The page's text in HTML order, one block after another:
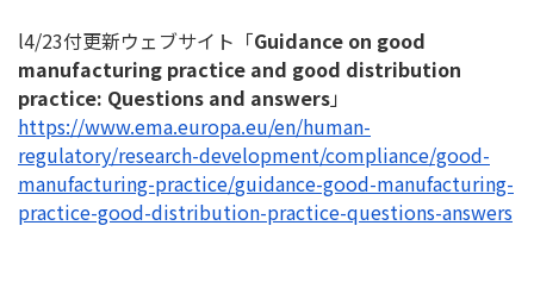
l4/23付更新ウェブサイト「Guidance on good
manufacturing practice and good distribution
practice: Questions and answers」
https://www.ema.europa.eu/en/human-
regulatory/research-development/compliance/good-
manufacturing-practice/guidance-good-manufacturing-
practice-good-distribution-practice-questions-answers